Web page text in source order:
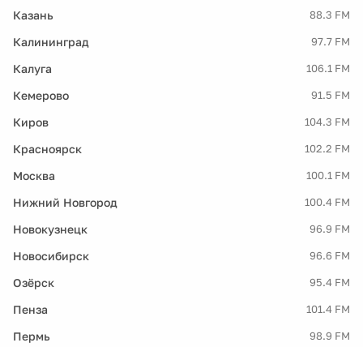
Казань 88.3 FM
Калининград 97.7 FM
Калуга 106.1 FM
Кемерово 91.5 FM
Киров 104.3 FM
Красноярск 102.2 FM
Москва 100.1 FM
Нижний Новгород 100.4 FM
Новокузнецк 96.9 FM
Новосибирск 96.6 FM
Озёрск 95.4 FM
Пенза 101.4 FM
Пермь 98.9 FM